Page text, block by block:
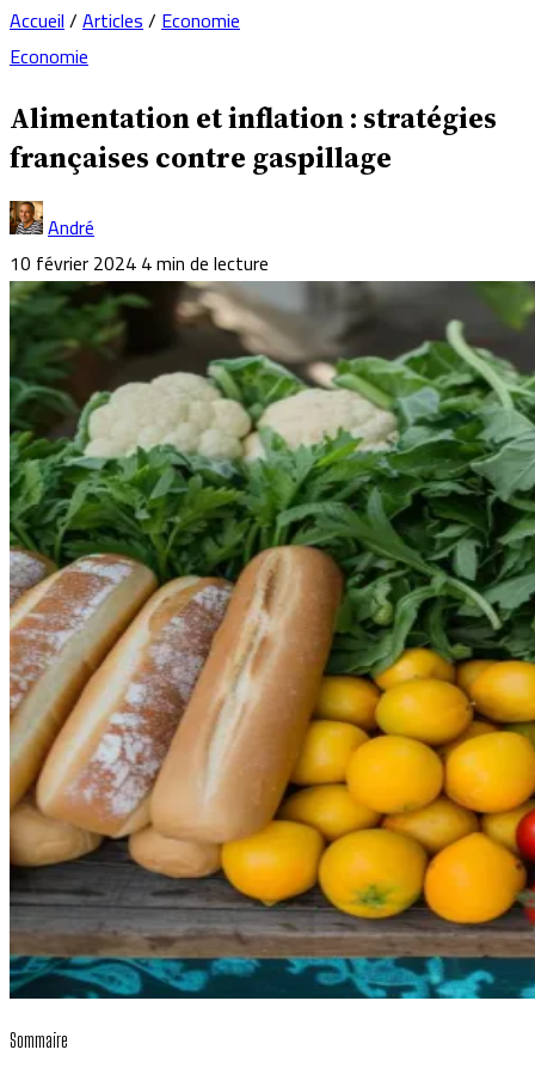
Accueil/Articles/Economie
Economie
Alimentation et inflation : stratégies
françaises contre gaspillage
André
10 février 20244 min de lecture
Sommaire